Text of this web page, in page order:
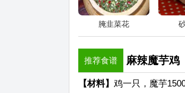
腌韭菜花
推荐食谱 麻辣魔芋鸡
【材料】 鸡一只，魔芋